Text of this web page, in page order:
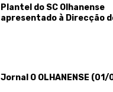
Plantel do SC Olhanense
apresentado à Direcção
Jornal O OLHANENSE